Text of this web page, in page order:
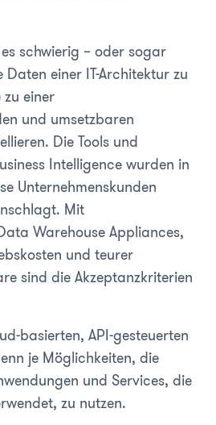
schwierig – oder sogar
einer IT-Architektur zu
einer
und umsetzbaren
Die Tools und
Intelligence wurden in
Unternehmenskunden
Mit
Warehouse Appliances,
und teurer
sind die Akzeptanzkriterien
basierten, API-gesteuerten
je Möglichkeiten, die
und Services, die
zu nutzen.